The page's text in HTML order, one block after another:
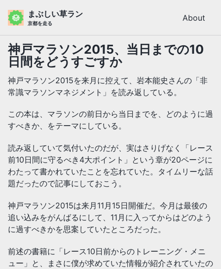
navigation
まぶしい草ラン
京都を走る
About
神戸マラソン2015、当日までの10
日間をどうすごすか
神戸マラソン2015を来月に控えて、岩本能史さんの「非
常識マラソンマネジメント」を読み返している。
この本は、マラソンの前日から当日までを、どのように過
すべきか、をテーマにしている。
読み返していて気付いたのだが、実はさりげなく「レース
前10日間に守るべき4大ポイント」という章が20ページに
わたって書かれていたことを忘れていた。タイムリーな話
題だったので記事にしておこう。
神戸マラソン2015は来月11月15日開催だ。今月は最後の
追い込みをがんばるにして、11月に入ってからはどのよう
に過すべきかを思案していたところだった。
前述の書籍に「レース10日前からのトレーニング・メニ
ュー」と、まさに僕が求めていた情報が紹介されていたの